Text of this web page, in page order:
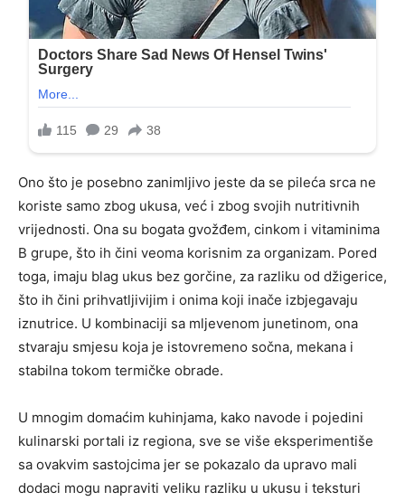
Ono što je posebno zanimljivo jeste da se pileća srca ne
koriste samo zbog ukusa, već i zbog svojih nutritivnih
vrijednosti. Ona su bogata gvožđem, cinkom i vitaminima
B grupe, što ih čini veoma korisnim za organizam. Pored
toga, imaju blag ukus bez gorčine, za razliku od džigerice,
što ih čini prihvatljivijim i onima koji inače izbjegavaju
iznutrice. U kombinaciji sa mljevenom junetinom, ona
stvaraju smjesu koja je istovremeno sočna, mekana i
stabilna tokom termičke obrade.
U mnogim domaćim kuhinjama, kako navode i pojedini
kulinarski portali iz regiona, sve se više eksperimentiše
sa ovakvim sastojcima jer se pokazalo da upravo mali
dodaci mogu napraviti veliku razliku u ukusu i teksturi